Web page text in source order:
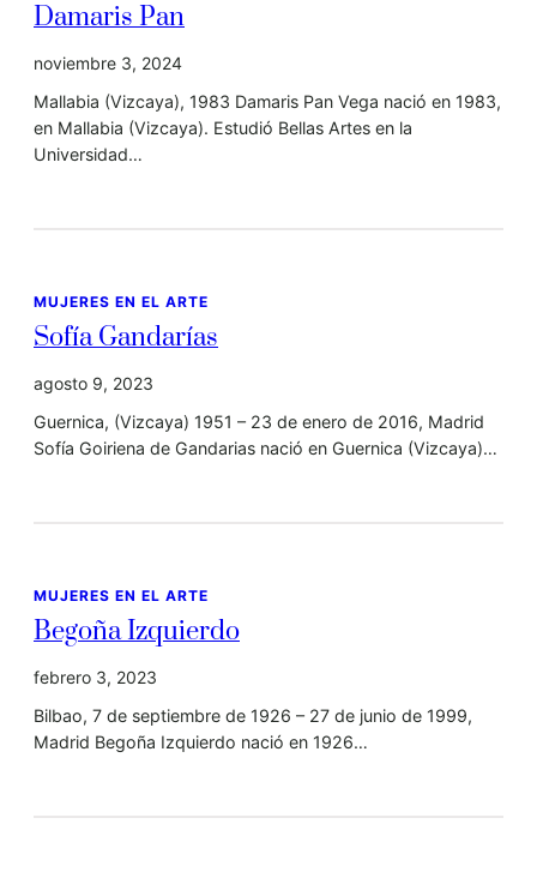
Damaris Pan
noviembre 3, 2024
Mallabia (Vizcaya), 1983 Damaris Pan Vega nació en 1983,
en Mallabia (Vizcaya). Estudió Bellas Artes en la
Universidad…
MUJERES EN EL ARTE
Sofía Gandarías
agosto 9, 2023
Guernica, (Vizcaya) 1951 – 23 de enero de 2016, Madrid
Sofía Goiriena de Gandarias nació en Guernica (Vizcaya)…
MUJERES EN EL ARTE
Begoña Izquierdo
febrero 3, 2023
Bilbao, 7 de septiembre de 1926 – 27 de junio de 1999,
Madrid Begoña Izquierdo nació en 1926…